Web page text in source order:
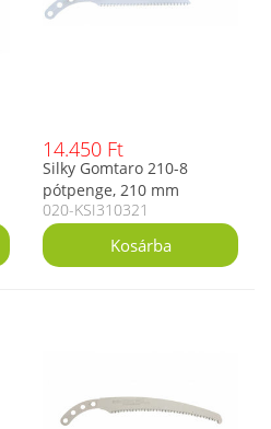
14.450 Ft
Silky Gomtaro 210-8
pótpenge, 210 mm
fűrészlap friss fához
020-KSI310321